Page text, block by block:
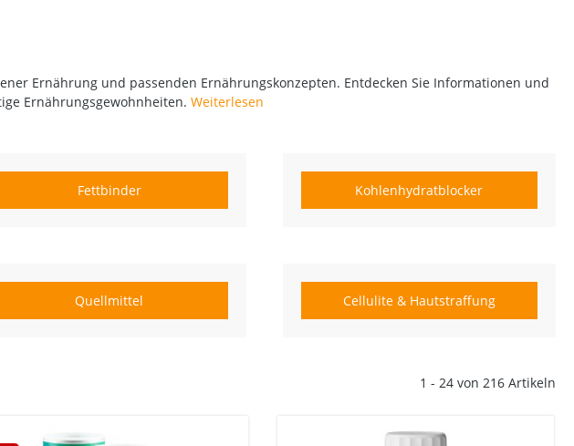
Ernährung und passenden Ernährungskonzepten. Entdecken Sie Informationen und
Ernährungsgewohnheiten. Weiterlesen
Fettbinder Kohlenhydratblocker
Quellmittel Cellulite & Hautstraffung
1 - 24 von 216 Artikeln